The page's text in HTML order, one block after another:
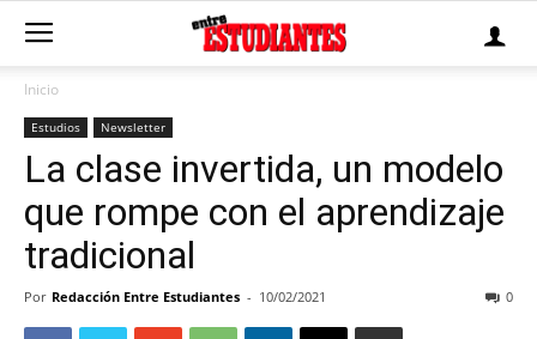
Inicio
Estudios Newsletter
La clase invertida, un modelo
que rompe con el aprendizaje
tradicional
Por Redacción Entre Estudiantes - 10/02/2021 0